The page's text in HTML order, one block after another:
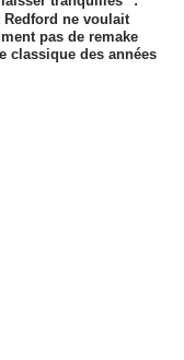
Redford ne voulait
pas de remake
classique des années